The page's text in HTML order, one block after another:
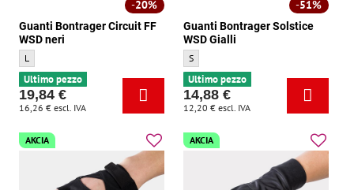
20%
Guanti Bontrager Circuit FF
WSD neri
Guanti Bontrager Circuit FF WSD neri - Dimensione:
L
Ultimo pezzo
19,84 €
16,26 € escl. IVA
51%
Guanti Bontrager Solstice
WSD Gialli
Guanti Bontrager Solstice WSD Gialli -
S
Ultimo pezzo
14,88 €
12,20 € escl. IVA
AKCIA AKCIA